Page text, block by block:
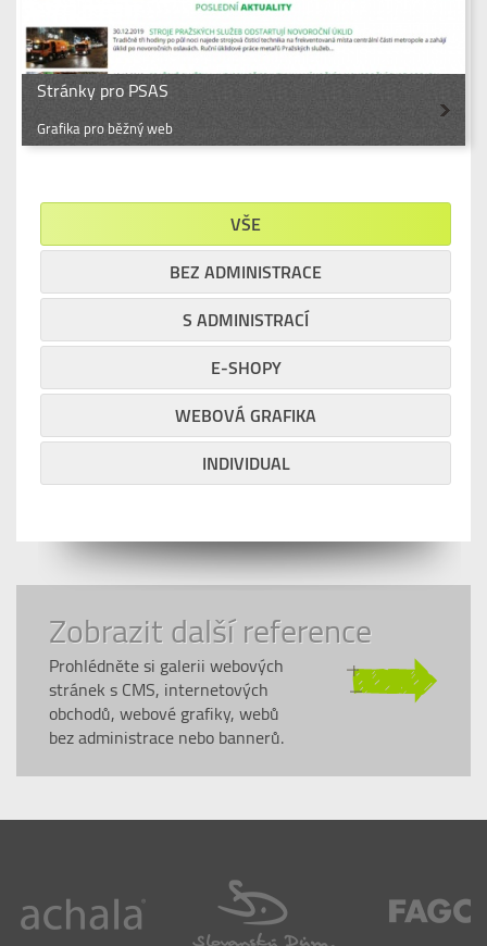
Stránky pro PSAS
Grafika pro běžný web
VŠE
BEZ ADMINISTRACE
S ADMINISTRACÍ
E-SHOPY
WEBOVÁ GRAFIKA
INDIVIDUAL
Zobrazit další reference
Prohlédněte si galerii webových
stránek s CMS, internetových
obchodů, webové grafiky, webů
bez administrace nebo bannerů.